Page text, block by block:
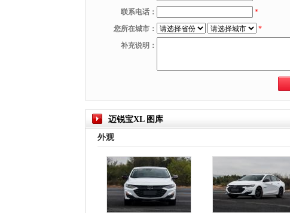
联系电话：
*
您所在城市：
*
补充说明：
迈锐宝XL 图库
外观